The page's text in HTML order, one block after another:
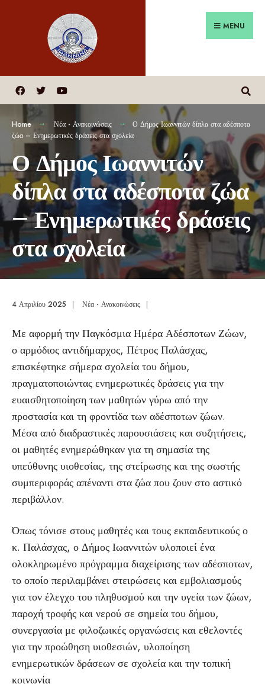
MENU
Home Νέα - Ανακοινώσεις
Ο Δήμος Ιωαννιτών δίπλα στα αδέσποτα
ζώα – Ενημερωτικές δράσεις στα σχολεία
Ο Δήμος Ιωαννιτών
δίπλα στα αδέσποτα ζώα
– Ενημερωτικές δράσεις
στα σχολεία
4 Απριλίου 2025 | Νέα - Ανακοινώσεις |
Με αφορμή την Παγκόσμια Ημέρα Αδέσποτων Ζώων,
ο αρμόδιος αντιδήμαρχος, Πέτρος Παλάσχας,
επισκέφτηκε σήμερα σχολεία του δήμου,
πραγματοποιώντας ενημερωτικές δράσεις για την
ευαισθητοποίηση των μαθητών γύρω από την
προστασία και τη φροντίδα των αδέσποτων ζώων.
Μέσα από διαδραστικές παρουσιάσεις και συζητήσεις,
οι μαθητές ενημερώθηκαν για τη σημασία της
υπεύθυνης υιοθεσίας, της στείρωσης και της σωστής
συμπεριφοράς απέναντι στα ζώα που ζουν στο αστικό
περιβάλλον.
Όπως τόνισε στους μαθητές και τους εκπαιδευτικούς ο
κ. Παλάσχας, ο Δήμος Ιωαννιτών υλοποιεί ένα
ολοκληρωμένο πρόγραμμα διαχείρισης των αδέσποτων,
το οποίο περιλαμβάνει στειρώσεις και εμβολιασμούς
για τον έλεγχο του πληθυσμού και την υγεία των ζώων,
παροχή τροφής και νερού σε σημεία του δήμου,
συνεργασία με φιλοζωικές οργανώσεις και εθελοντές
για την προώθηση υιοθεσιών, υλοποίηση
ενημερωτικών δράσεων σε σχολεία και την τοπική
κοινωνία